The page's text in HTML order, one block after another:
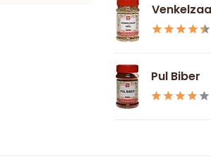
Pul Biber